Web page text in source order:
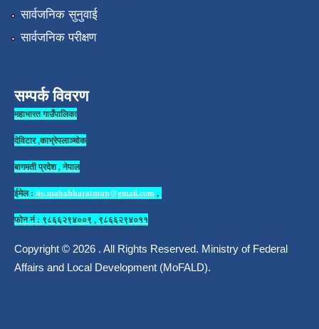
सार्वजनिक सुनुवाई
सार्वजनिक परीक्षण
सम्पर्क विवरण
महाभारत गाउँपालिका
देविटार ,काभ्रेपलाञ्चोक
बागमती प्रदेश , नेपाल
ईमेल : ito.mahabharatmun@gmail.com,
फोन नं : ९८६६२९४००९ , ९८६६२९४०११
Copyright © 2026 . All Rights Reserved. Ministry of Federal
Affairs and Local Development (MoFALD).